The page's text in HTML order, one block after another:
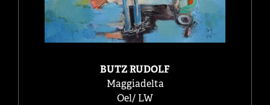
BUTZ RUDOLF
Maggiadelta
Oel/ LW